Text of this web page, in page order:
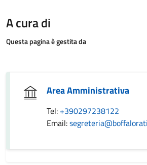
A cura di
Questa pagina è gestita da
Area Amministrativa
Tel: +390297238122
Email: